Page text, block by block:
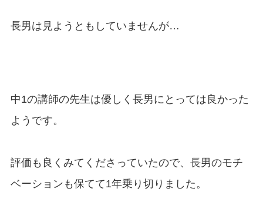
長男は見ようともしていませんが…
中1の講師の先生は優しく長男にとっては良かった
ようです。
評価も良くみてくださっていたので、長男のモチ
ベーションも保てて1年乗り切りました。